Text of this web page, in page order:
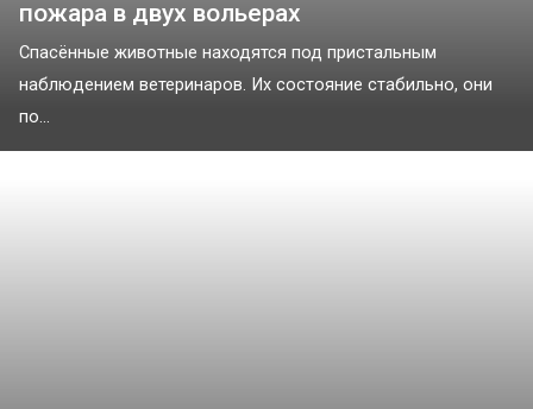
пожара в двух вольерах
Спасённые животные находятся под пристальным
наблюдением ветеринаров. Их состояние стабильно, они
по...